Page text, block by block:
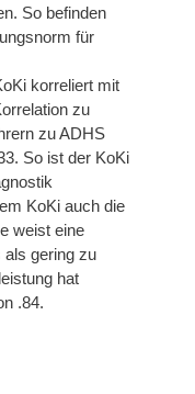
So befinden
für
korreliert mit
zu
zu ADHS
So ist der KoKi
KoKi auch die
weist eine
als gering zu
hat
.84.